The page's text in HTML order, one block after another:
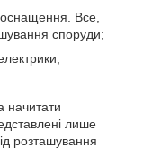
оснащення. Все,
споруди;
начитати
лише
розташування